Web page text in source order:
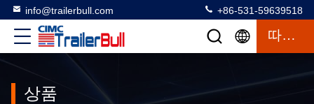
info@trailerbull.com +86-531-59639518
따옴표
상품